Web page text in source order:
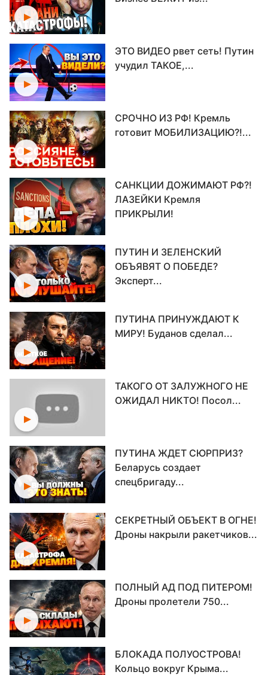
ЭТО ВИДЕО рвет сеть! Путин
учудил ТАКОЕ,...
СРОЧНО ИЗ РФ! Кремль
готовит МОБИЛИЗАЦИЮ?!...
САНКЦИИ ДОЖИМАЮТ РФ?!
ЛАЗЕЙКИ Кремля
ПРИКРЫЛИ!
ПУТИН И ЗЕЛЕНСКИЙ
ОБЪЯВЯТ О ПОБЕДЕ?
Эксперт...
ПУТИНА ПРИНУЖДАЮТ К
МИРУ! Буданов сделал...
ТАКОГО ОТ ЗАЛУЖНОГО НЕ
ОЖИДАЛ НИКТО! Посол...
ПУТИНА ЖДЕТ СЮРПРИЗ?
Беларусь создает
спецбригаду...
СЕКРЕТНЫЙ ОБЪЕКТ В ОГНЕ!
Дроны накрыли ракетчиков...
ПОЛНЫЙ АД ПОД ПИТЕРОМ!
Дроны пролетели 750...
БЛОКАДА ПОЛУОСТРОВА!
Кольцо вокруг Крыма...